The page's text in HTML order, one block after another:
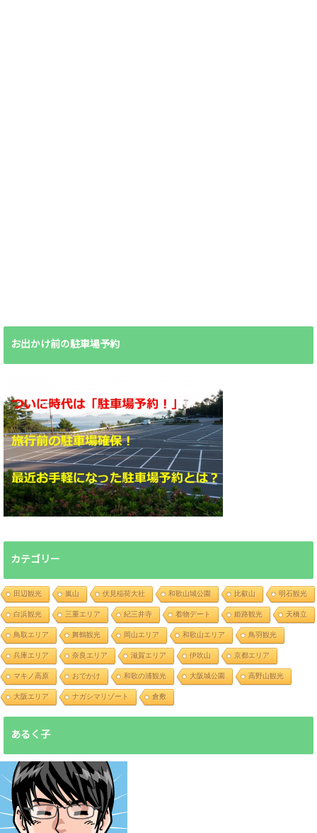
お出かけ前の駐車場予約
カテゴリー
田辺観光 嵐山 伏見稲荷大社 和歌山城公園 比叡山 明石観光
白浜観光 三重エリア 紀三井寺 着物デート 姫路観光 天橋立
鳥取エリア 舞鶴観光 岡山エリア 和歌山エリア 鳥羽観光
兵庫エリア 奈良エリア 滋賀エリア 伊吹山 京都エリア
マキノ高原 おでかけ 和歌の浦観光 大阪城公園 高野山観光
大阪エリア ナガシマリゾート 倉敷
あるく子